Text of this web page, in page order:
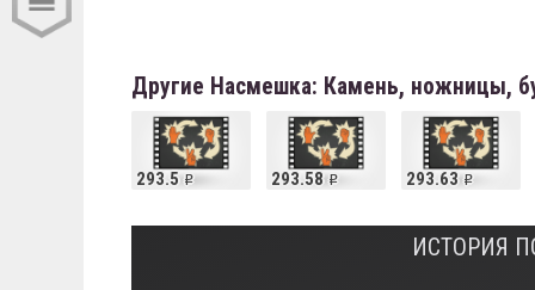
Другие Насмешка: Камень, ножницы,
293.5 293.58 293.63
ИСТОРИЯ